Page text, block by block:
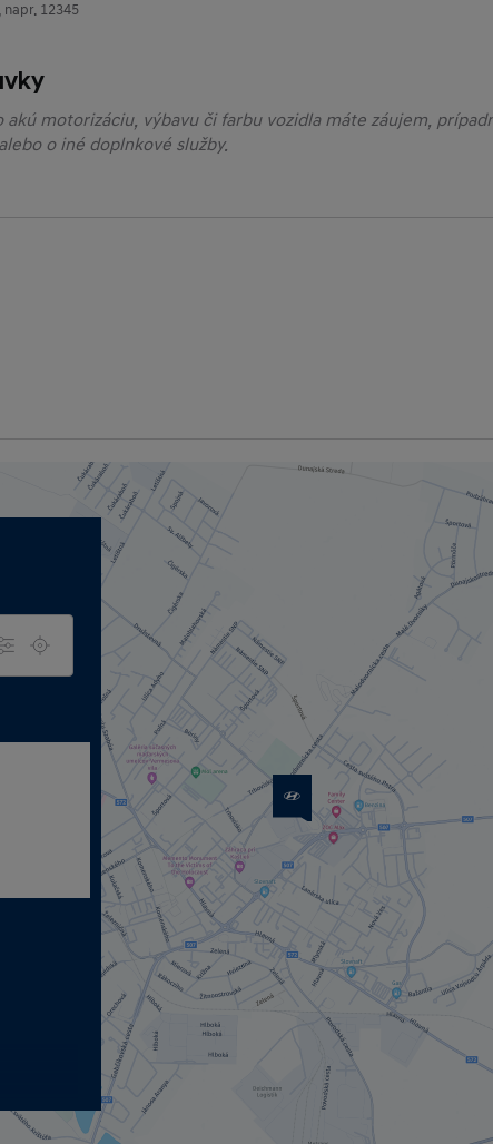
12345
akú motorizáciu, výbavu či farbu vozidla máte záujem,
o iné doplnkové služby.